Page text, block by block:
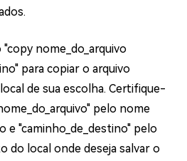
nome_do_arquivo
para copiar o arquivo
de sua escolha. Certifique-
pelo nome
e "caminho_de_destino" pelo
do local onde deseja salvar o